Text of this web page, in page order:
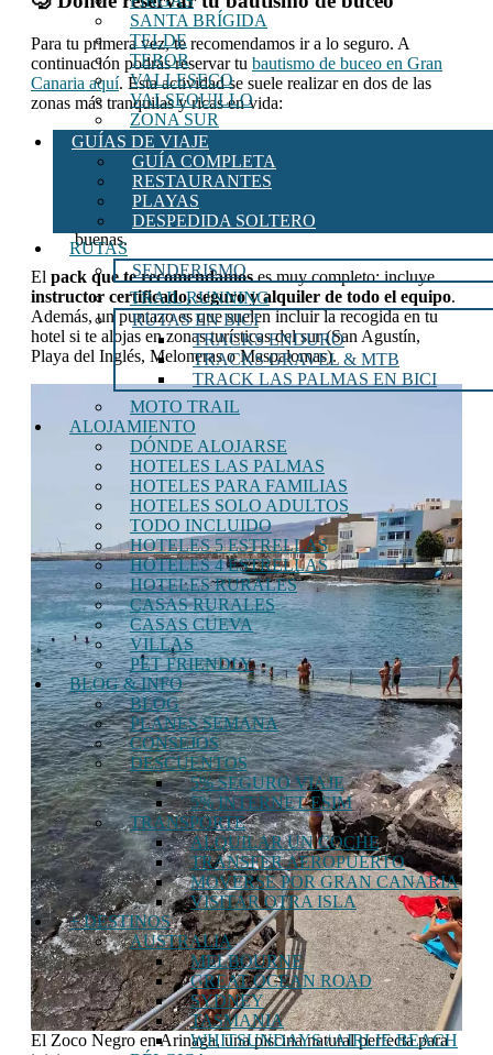
SANTA BRÍGIDA
TELDE
TEROR
VALLESECO
VALSEQUILLO
ZONA SUR
GUÍAS DE VIAJE
GUÍA COMPLETA
RESTAURANTES
PLAYAS
DESPEDIDA SOLTERO
RUTAS
SENDERISMO
TRAIL RUNNING
RUTAS EN BICI
TRACKS ENDURO
TRACKS GRAVEL & MTB
TRACK LAS PALMAS EN BICI
MOTO TRAIL
ALOJAMIENTO
DÓNDE ALOJARSE
HOTELES LAS PALMAS
HOTELES PARA FAMILIAS
HOTELES SOLO ADULTOS
TODO INCLUIDO
HOTELES 5 ESTRELLAS
HOTELES 4 ESTRELLAS
HOTELES RURALES
CASAS RURALES
CASAS CUEVA
VILLAS
PET FRIENDLY
BLOG & INFO
BLOG
PLANES SEMANA
CONSEJOS
DESCUENTOS
5% SEGURO VIAJE
5% INTERNET ESIM
TRANSPORTE
ALQUILAR UN COCHE
TRANSFER AEROPUERTO
MOVERSE POR GRAN CANARIA
VISITAR OTRA ISLA
+ DESTINOS
AUSTRALIA
MELBOURNE
GREAT OCEAN ROAD
SYDNEY
TASMANIA
WHITSUNDAYS / AIRLIE BEACH
Para tu primera vez, te recomendamos ir a lo seguro. A
continuación podrás reservar tu bautismo de buceo en Gran
Canaria aquí. Esta actividad se suele realizar en dos de las
zonas más tranquilas y ricas en vida:
Reserva Marina de El Cabrón (Arinaga):
Considerada una de las mejores zonas de inmersión de
Europa.
Playa de Amadores:
aguas calmas si las condiciones en el este no son
buenas.
El pack que te recomendamoses muy completo: incluye
instructor certificado, seguro y alquiler de todo el equipo.
Además, un puntazo es que suelen incluir la recogida en tu
hotel si te alojas en zonas turísticas del sur (San Agustín,
Playa del Inglés, Meloneras o Maspalomas).
El Zoco Negro en Arinaga, una piscina natural perfecta para